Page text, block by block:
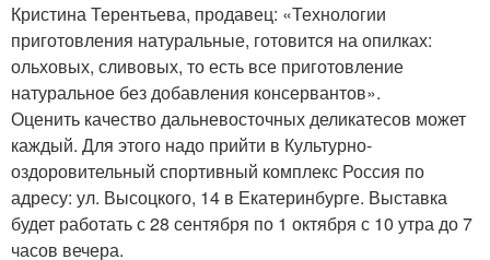
Кристина Терентьева, продавец: «Технологии
приготовления натуральные, готовится на опилках:
ольховых, сливовых, то есть все приготовление
натуральное без добавления консервантов».
Оценить качество дальневосточных деликатесов может
каждый. Для этого надо прийти в Культурно-
оздоровительный спортивный комплекс Россия по
адресу: ул. Высоцкого, 14 в Екатеринбурге. Выставка
будет работать с 28 сентября по 1 октября с 10 утра до 7
часов вечера.